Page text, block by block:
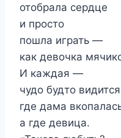
отобрала сердце
и просто
пошла играть —
как девочка
И каждая —
чудо будто
где дама
а где девица.